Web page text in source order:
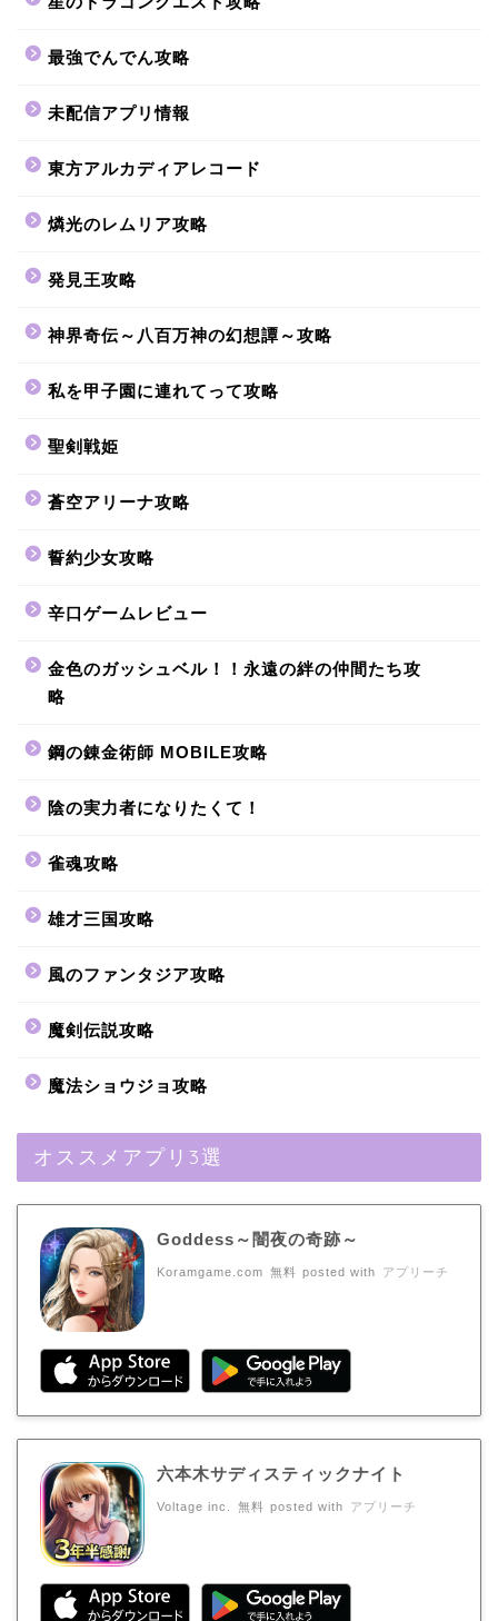
最強でんでん攻略
未配信アプリ情報
東方アルカディアレコード
燐光のレムリア攻略
発見王攻略
神界奇伝～八百万神の幻想譚～攻略
私を甲子園に連れてって攻略
聖剣戦姫
蒼空アリーナ攻略
誓約少女攻略
辛口ゲームレビュー
金色のガッシュベル！！永遠の絆の仲間たち攻
略
鋼の錬金術師 MOBILE攻略
陰の実力者になりたくて！
雀魂攻略
雄才三国攻略
風のファンタジア攻略
魔剣伝説攻略
魔法ショウジョ攻略
オススメアプリ3選
Goddess～闇夜の奇跡～
Koramgame.com 無料 posted with アプリーチ
六本木サディスティックナイト
Voltage inc. 無料 posted with アプリーチ